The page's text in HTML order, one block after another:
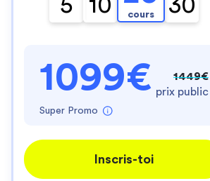
5 10 cours 30
1099€
Super Promo
1449€
prix public
Inscris-toi